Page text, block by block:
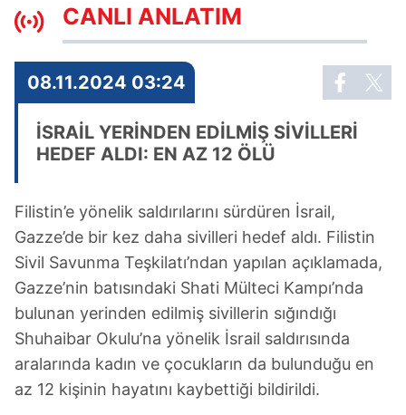
CANLI ANLATIM
08.11.2024 03:24
İSRAİL YERİNDEN EDİLMİŞ SİVİLLERİ
HEDEF ALDI: EN AZ 12 ÖLÜ
Filistin’e yönelik saldırılarını sürdüren İsrail,
Gazze’de bir kez daha sivilleri hedef aldı. Filistin
Sivil Savunma Teşkilatı’ndan yapılan açıklamada,
Gazze’nin batısındaki Shati Mülteci Kampı’nda
bulunan yerinden edilmiş sivillerin sığındığı
Shuhaibar Okulu’na yönelik İsrail saldırısında
aralarında kadın ve çocukların da bulunduğu en
az 12 kişinin hayatını kaybettiği bildirildi.